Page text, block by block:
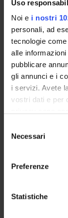
Uso
Noi e i nostri
personali, ad
tecnologie
alle
pubblicare
gli annunci e i
i servizi. Avete
vostri dati e per
modificare o
momento dalla
delNecessari
Preferenze
Statistiche
Academic
Degree
Lesson
Exam calendar
Notices
Thesis and
Governing
Faculty staff
STUDYING